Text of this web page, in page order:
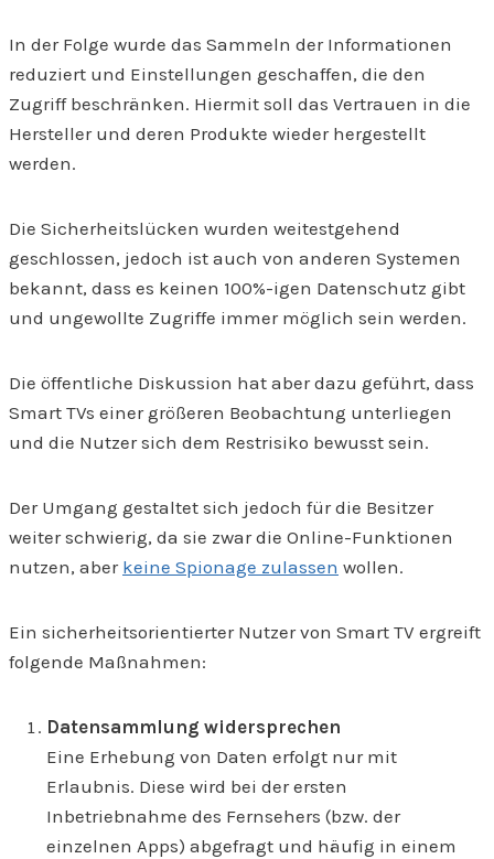
In der Folge wurde das Sammeln der Informationen
reduziert und Einstellungen geschaffen, die den
Zugriff beschränken. Hiermit soll das Vertrauen in die
Hersteller und deren Produkte wieder hergestellt
werden.
Die Sicherheitslücken wurden weitestgehend
geschlossen, jedoch ist auch von anderen Systemen
bekannt, dass es keinen 100%-igen Datenschutz gibt
und ungewollte Zugriffe immer möglich sein werden.
Die öffentliche Diskussion hat aber dazu geführt, dass
Smart TVs einer größeren Beobachtung unterliegen
und die Nutzer sich dem Restrisiko bewusst sein.
Der Umgang gestaltet sich jedoch für die Besitzer
weiter schwierig, da sie zwar die Online-Funktionen
nutzen, aber keine Spionage zulassen wollen.
Ein sicherheitsorientierter Nutzer von Smart TV ergreift
folgende Maßnahmen:
Datensammlung widersprechen
Eine Erhebung von Daten erfolgt nur mit
Erlaubnis. Diese wird bei der ersten
Inbetriebnahme des Fernsehers (bzw. der
einzelnen Apps) abgefragt und häufig in einem